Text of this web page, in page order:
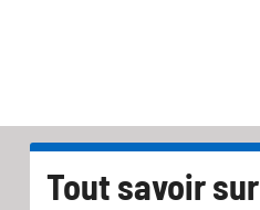
Tout savoir sur